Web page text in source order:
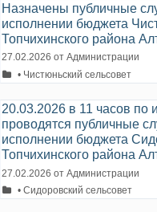
Назначены публичные
исполнении бюджета
Топчихинского района
27.02.2026 от Администрации
Рубрики
• Чистюньский сельсовет
20.03.2026 в 11 часов по
проводятся публичные
исполнении бюджета
Топчихинского района
27.02.2026 от Администрации
Рубрики
• Сидоровский сельсовет